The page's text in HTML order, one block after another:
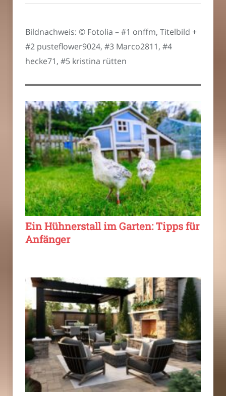
Bildnachweis: © Fotolia – #1 onffm, Titelbild +
#2 pusteflower9024, #3 Marco2811, #4
hecke71, #5 kristina rütten
Ein Hühnerstall im Garten: Tipps für
Anfänger